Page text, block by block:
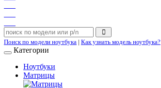
Поиск по модели ноутбука | Как узнать модель ноутбука?
Категории
Ноутбуки
Матрицы